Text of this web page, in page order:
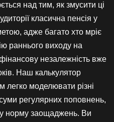
над тим, як змусити ці
класична пенсія у
адже багато хто мріє
раннього виходу на
незалежність вже
Наш калькулятор
легко моделювати різні
регулярних поповнень,
норму заощаджень. Ви